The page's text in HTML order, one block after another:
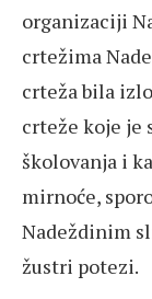
organizaciji
crtežima
crteža bila
crteže koje je
školovanja i
mirnoće,
Nadeždinim
žustri potezi.